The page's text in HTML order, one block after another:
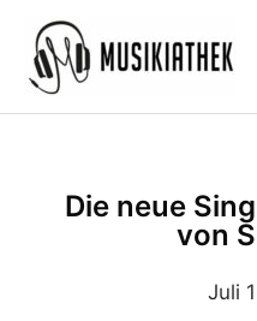
Inhalt
springen
Die neue
von
Juli